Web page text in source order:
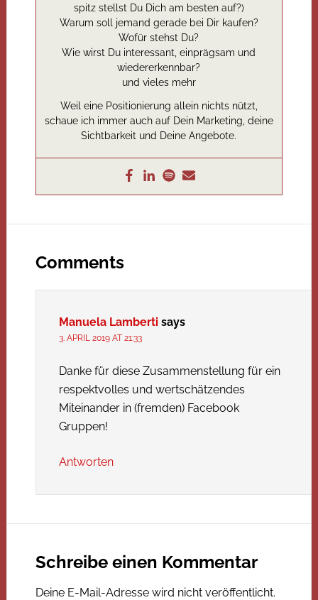
spitz stellst Du Dich am besten auf?)
Warum soll jemand gerade bei Dir kaufen?
Wofür stehst Du?
Wie wirst Du interessant, einprägsam und
wiedererkennbar?
und vieles mehr
Weil eine Positionierung allein nichts nützt,
schaue ich immer auch auf Dein Marketing, deine
Sichtbarkeit und Deine Angebote.
Comments
Manuela Lamberti says
3. APRIL 2019 AT 21:33
Danke für diese Zusammenstellung für ein
respektvolles und wertschätzendes
Miteinander in (fremden) Facebook
Gruppen!
Antworten
Schreibe einen Kommentar
Deine E-Mail-Adresse wird nicht veröffentlicht.